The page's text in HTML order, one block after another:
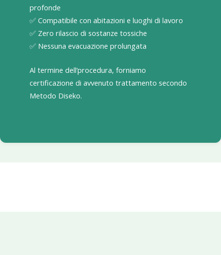
profonde
✅ Compatibile con abitazioni e luoghi di lavoro
✅ Zero rilascio di sostanze tossiche
✅ Nessuna evacuazione prolungata
Al termine dell’procedura, forniamo
certificazione di avvenuto trattamento secondo
Metodo Diseko.